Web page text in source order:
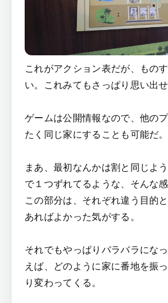
これがアクション表だが、もの
い。これみてもさっぱり思い出せ
ゲームは公開情報なので、他の
たく同じ家にすることも可能だ。
まあ、最初なんかは割と同じよ
で１つずれてるような、そんな感
この部分は、それぞれ違う目的
あればよかった気がする。
それでもやっぱりバラバラにな
えば、どのように家に番地を振
り変わってくる。